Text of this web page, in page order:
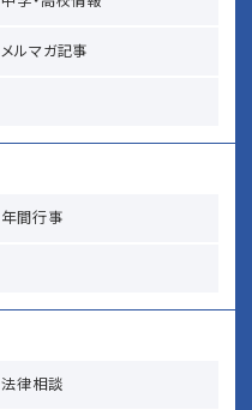
メルマガ記事
年間行事
法律相談